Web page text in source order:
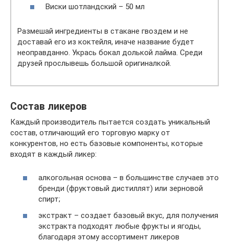
Виски шотландский – 50 мл
Размешай ингредиенты в стакане гвоздем и не
доставай его из коктейля, иначе название будет
неоправданно. Укрась бокал долькой лайма. Среди
друзей прослывешь большой оригиналкой.
Состав ликеров
Каждый производитель пытается создать уникальный
состав, отличающий его торговую марку от
конкурентов, но есть базовые компоненты, которые
входят в каждый ликер:
алкогольная основа – в большинстве случаев это
бренди (фруктовый дистиллят) или зерновой
спирт;
экстракт – создает базовый вкус, для получения
экстракта подходят любые фрукты и ягоды,
благодаря этому ассортимент ликеров